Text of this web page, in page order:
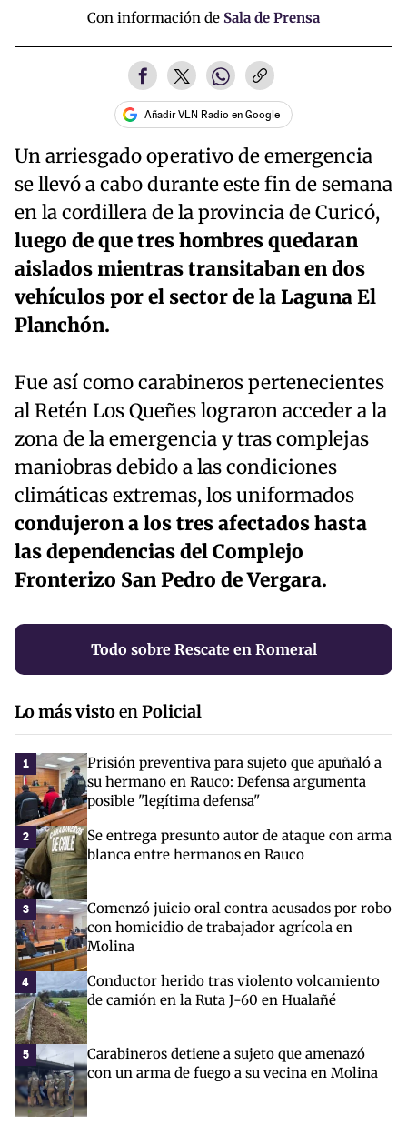
Con información de Sala de Prensa
Añadir VLN Radio en Google
Un arriesgado operativo de emergencia
se llevó a cabo durante este fin de semana
en la cordillera de la provincia de Curicó,
luego de que tres hombres quedaran
aislados mientras transitaban en dos
vehículos por el sector de la Laguna El
Planchón.
Fue así como carabineros pertenecientes
al Retén Los Queñes lograron acceder a la
zona de la emergencia y tras complejas
maniobras debido a las condiciones
climáticas extremas, los uniformados
condujeron a los tres afectados hasta
las dependencias del Complejo
Fronterizo San Pedro de Vergara.
Todo sobre Rescate en Romeral
Lo más vistoenPolicial
1
Prisión preventiva para sujeto que apuñaló a
su hermano en Rauco: Defensa argumenta
posible "legítima defensa"
2
Se entrega presunto autor de ataque con arma
blanca entre hermanos en Rauco
3
Comenzó juicio oral contra acusados por robo
con homicidio de trabajador agrícola en
Molina
4
Conductor herido tras violento volcamiento
de camión en la Ruta J-60 en Hualañé
5
Carabineros detiene a sujeto que amenazó
con un arma de fuego a su vecina en Molina